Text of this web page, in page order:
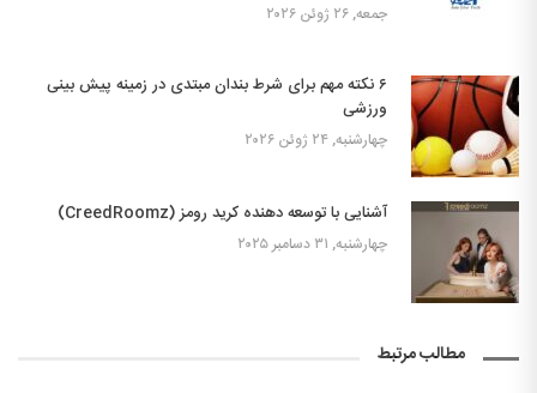
جمعه, ۲۶ ژوئن ۲۰۲۶
۶ نکته مهم برای شرط بندان مبتدی در زمینه پیش بینی
ورزشی
چهارشنبه, ۲۴ ژوئن ۲۰۲۶
آشنایی با توسعه دهنده کرید رومز (CreedRoomz)
چهارشنبه, ۳۱ دسامبر ۲۰۲۵
مطالب مرتبط